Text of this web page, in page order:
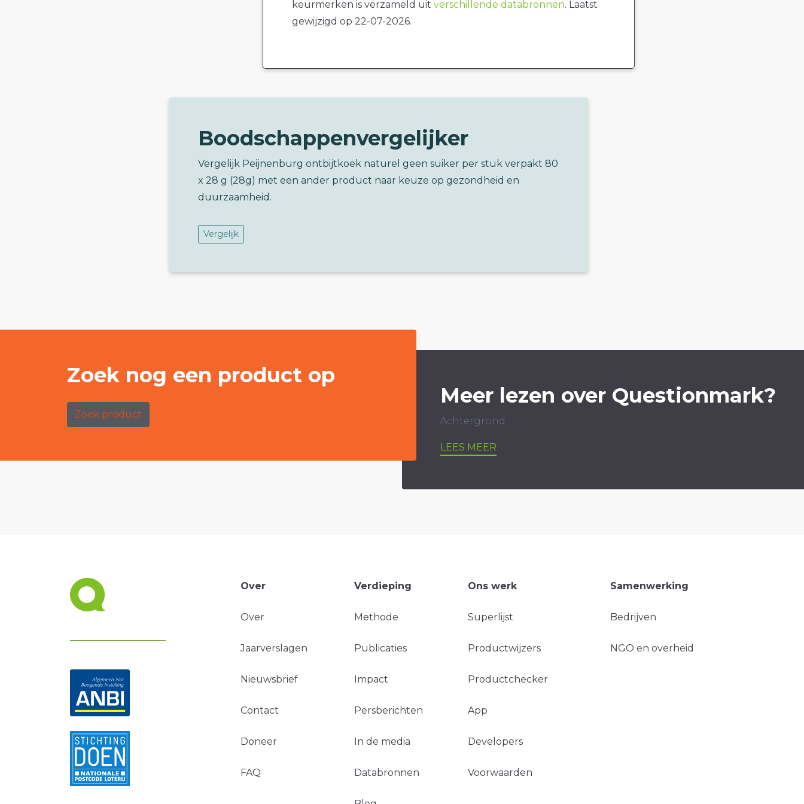
keurmerken is verzameld uit verschillende databronnen. Laatst
gewijzigd op 22-07-2026.
Boodschappenvergelijker
Vergelijk Peijnenburg ontbijtkoek naturel geen suiker per stuk verpakt 80
x 28 g (28g) met een ander product naar keuze op gezondheid en
duurzaamheid.
Vergelijk
Zoek nog een product op
Zoek product
Meer lezen over Questionmark?
Achtergrond
LEES MEER
Over
Over
Jaarverslagen
Nieuwsbrief
Contact
Doneer
FAQ
Verdieping
Methode
Publicaties
Impact
Persberichten
In de media
Databronnen
Ons werk
Superlijst
Productwijzers
Productchecker
App
Developers
Voorwaarden
Samenwerking
Bedrijven
NGO en overheid